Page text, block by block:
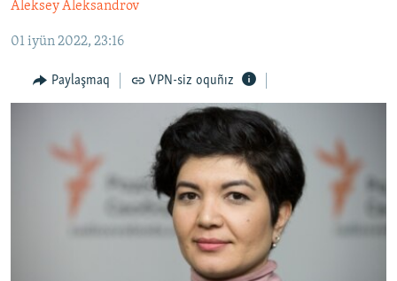
İNSAN AQLARI
VİDEO
SÜRET
Українською
Aleksey Aleksandrov
01 iyün 2022, 23:16
Paylaşmaq VPN-siz oquñız